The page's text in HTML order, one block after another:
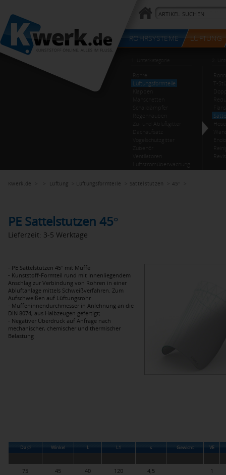
Kwerk.de > > Lüftung > Lüftungsformteile > Sattelstutzen > 45° >
PE Sattelstutzen 45°
Lieferzeit: 3-5 Werktage
- PE Sattelstutzen 45° mit Muffe
- Kunststoff-Formteil rund mit Innenliegendem
Anschlag zur Verbindung von Rohren in einer
Abluftanlage mittels Schweißverfahren. Zum
Aufschweißen auf Lüftungsrohr
- Muffeninnendurchmesser in Anlehnung an die
DIN 8074, aus Halbzeugen gefertigt;
- Negativer Überdruck auf Anfrage nach
mechanischer, chemischer und thermischer
Belastung
Da Ø Winkel L L1 s Gewicht VE
75 45 40 120 4,5
1